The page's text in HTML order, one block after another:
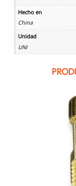
Hecho en
China
Unidad
UNI